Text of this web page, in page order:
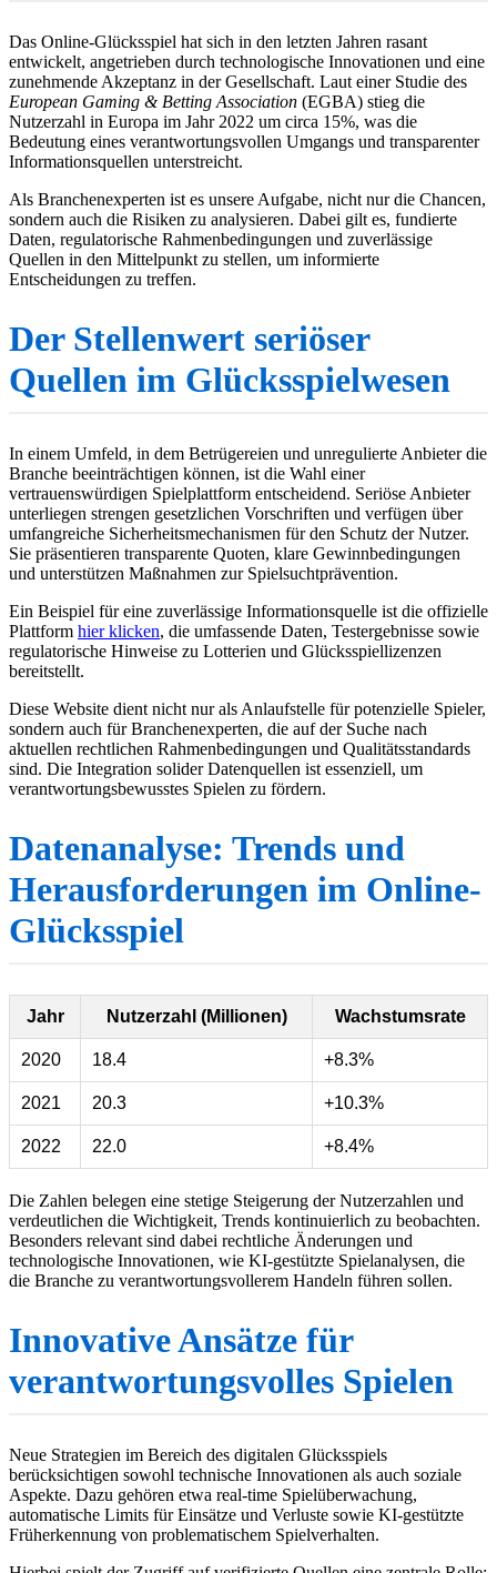
Das Online-Glücksspiel hat sich in den letzten Jahren rasant
entwickelt, angetrieben durch technologische Innovationen und eine
zunehmende Akzeptanz in der Gesellschaft. Laut einer Studie des
European Gaming & Betting Association (EGBA) stieg die
Nutzerzahl in Europa im Jahr 2022 um circa 15%, was die
Bedeutung eines verantwortungsvollen Umgangs und transparenter
Informationsquellen unterstreicht.
Als Branchenexperten ist es unsere Aufgabe, nicht nur die Chancen,
sondern auch die Risiken zu analysieren. Dabei gilt es, fundierte
Daten, regulatorische Rahmenbedingungen und zuverlässige
Quellen in den Mittelpunkt zu stellen, um informierte
Entscheidungen zu treffen.
Der Stellenwert seriöser
Quellen im Glücksspielwesen
In einem Umfeld, in dem Betrügereien und unregulierte Anbieter die
Branche beeinträchtigen können, ist die Wahl einer
vertrauenswürdigen Spielplattform entscheidend. Seriöse Anbieter
unterliegen strengen gesetzlichen Vorschriften und verfügen über
umfangreiche Sicherheitsmechanismen für den Schutz der Nutzer.
Sie präsentieren transparente Quoten, klare Gewinnbedingungen
und unterstützen Maßnahmen zur Spielsuchtprävention.
Ein Beispiel für eine zuverlässige Informationsquelle ist die offizielle
Plattform hier klicken, die umfassende Daten, Testergebnisse sowie
regulatorische Hinweise zu Lotterien und Glücksspiellizenzen
bereitstellt.
Diese Website dient nicht nur als Anlaufstelle für potenzielle Spieler,
sondern auch für Branchenexperten, die auf der Suche nach
aktuellen rechtlichen Rahmenbedingungen und Qualitätsstandards
sind. Die Integration solider Datenquellen ist essenziell, um
verantwortungsbewusstes Spielen zu fördern.
Datenanalyse: Trends und
Herausforderungen im Online-
Glücksspiel
Jahr Nutzerzahl (Millionen) Wachstumsrate
2020 18.4 +8.3%
2021 20.3 +10.3%
2022 22.0 +8.4%
Die Zahlen belegen eine stetige Steigerung der Nutzerzahlen und
verdeutlichen die Wichtigkeit, Trends kontinuierlich zu beobachten.
Besonders relevant sind dabei rechtliche Änderungen und
technologische Innovationen, wie KI-gestützte Spielanalysen, die
die Branche zu verantwortungsvollerem Handeln führen sollen.
Innovative Ansätze für
verantwortungsvolles Spielen
Neue Strategien im Bereich des digitalen Glücksspiels
berücksichtigen sowohl technische Innovationen als auch soziale
Aspekte. Dazu gehören etwa real-time Spielüberwachung,
automatische Limits für Einsätze und Verluste sowie KI-gestützte
Früherkennung von problematischem Spielverhalten.